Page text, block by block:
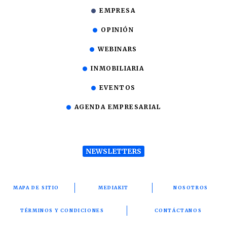
EMPRESA
OPINIÓN
WEBINARS
INMOBILIARIA
EVENTOS
AGENDA EMPRESARIAL
NEWSLETTERS
MAPA DE SITIO MEDIAKIT NOSOTROS
TÉRMINOS Y CONDICIONES CONTÁCTANOS